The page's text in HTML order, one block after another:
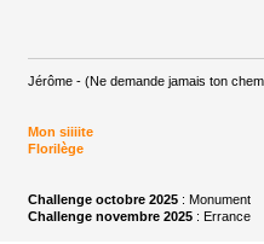
Jérôme - (Ne demande jamais ton
Mon siiiite
Florilège
Challenge octobre 2025: Monument
Challenge novembre 2025: Errance